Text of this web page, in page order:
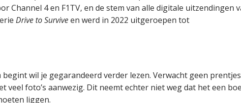
Channel 4 en F1TV, en de stem van alle digitale uitzendingen
Drive to Surviveen werd in 2022 uitgeroepen tot
wil je gegarandeerd verder lezen. Verwacht geen
foto’s aanwezig. Dit neemt echter niet weg dat het een
liggen.